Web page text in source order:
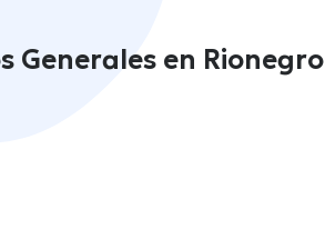
Generales en Rionegro